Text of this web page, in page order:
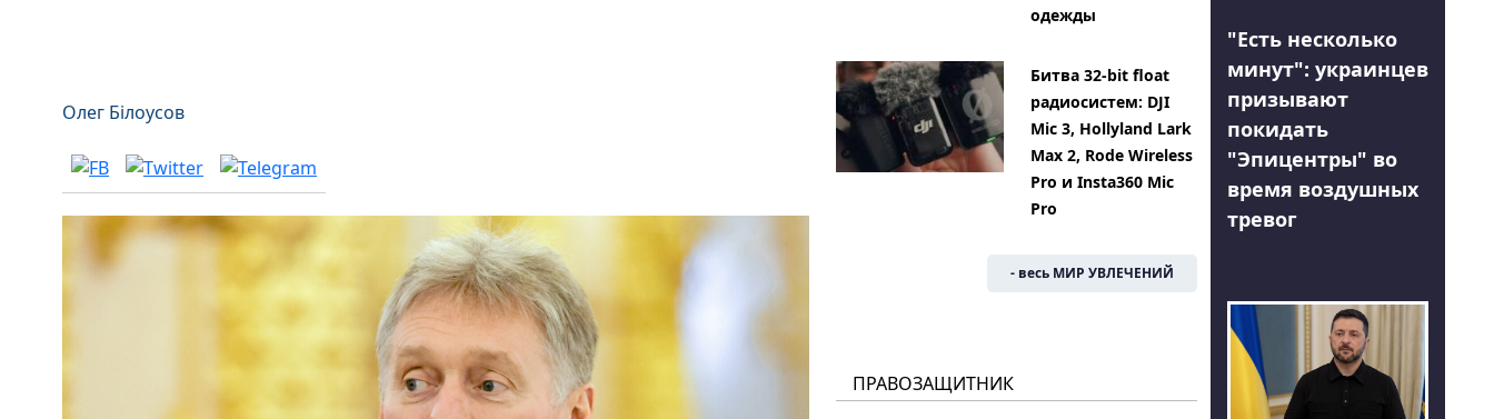
Олег Білоусов
одежды
Битва 32-bit float
радиосистем: DJI
Mic 3, Hollyland Lark
Max 2, Rode Wireless
Pro и Insta360 Mic
Pro
- весь МИР УВЛЕЧЕНИЙ
ПРАВОЗАЩИТНИК
"Есть несколько
минут": украинцев
призывают
покидать
"Эпицентры" во
время воздушных
тревог